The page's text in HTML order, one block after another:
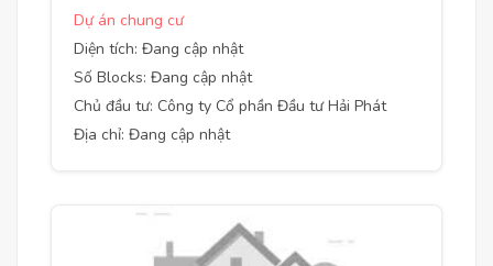
Dự án chung cư
Diện tích: Đang cập nhật
Số Blocks: Đang cập nhật
Chủ đầu tư: Công ty Cổ phần Đầu tư Hải Phát
Địa chỉ: Đang cập nhật